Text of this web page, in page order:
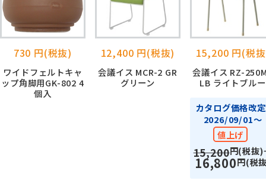
730 円(税抜)
ワイドフェルトキャ
ップ角脚用GK-802 4
個入
12,400 円(税抜)
会議イス MCR-2 GR
グリーン
15,200 円(税
会議イス RZ-
LB ライトブルー
カタログ価格改
2026/09/01～
値上げ
15,200円(税抜
16,800円(税